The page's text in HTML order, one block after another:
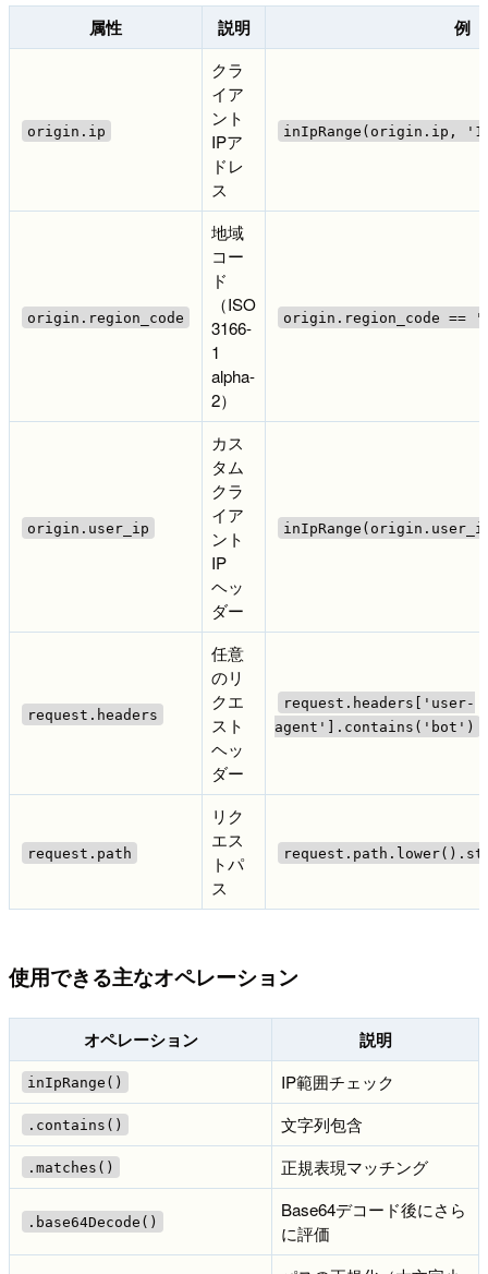
属性 説明 例
origin.ip
クラ
イア
ント
IPア
ドレ
ス
inIpRange(origin.ip,
origin.region_code
地域
コー
ド
（ISO
3166-
1
alpha-
2）
origin.region_code ==
origin.user_ip
カス
タム
クラ
イア
ント
IP
ヘッ
ダー
request.headers
任意
のリ
クエ
スト
ヘッ
ダー
request.headers['user-
agent'].contains('bot')
request.path
リク
エス
トパ
ス
使用できる主なオペレーション
オペレーション 説明
inIpRange() IP範囲チェック
.contains() 文字列包含
.matches() 正規表現マッチング
.base64Decode()
Base64デコード後にさら
に評価